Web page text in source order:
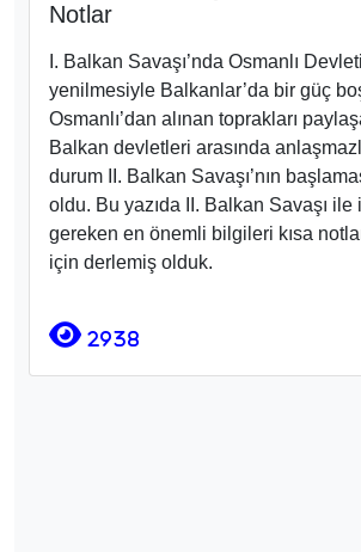
Notlar
I. Balkan Savaşı’nda Osmanlı
yenilmesiyle Balkanlar’da bir güç
Osmanlı’dan alınan toprakları
Balkan devletleri arasında
durum II. Balkan Savaşı’nın
oldu. Bu yazıda II. Balkan Savaşı
gereken en önemli bilgileri kısa
için derlemiş olduk.
2938